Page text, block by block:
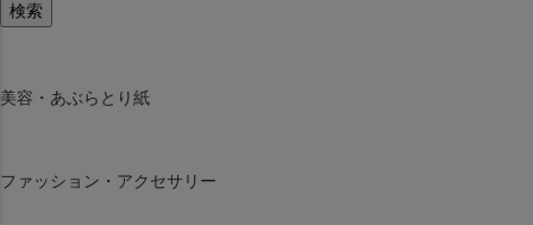
検索
美容・あぶらとり紙
ファッション・アクセサリー